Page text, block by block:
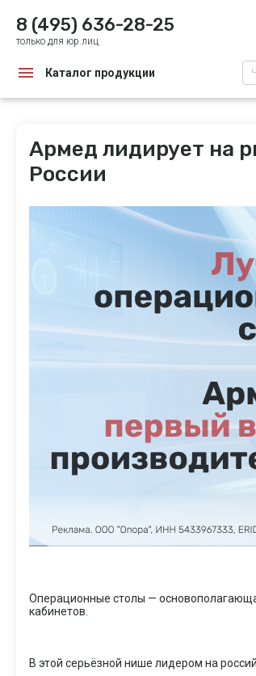
8 (495) 636-28-25
только для юр.лиц
Каталог продукции
Армед лидирует на
России
Операционные столы —
кабинетов.
В этой серьёзной нише лидером на